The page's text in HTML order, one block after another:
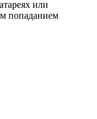
или
попаданием